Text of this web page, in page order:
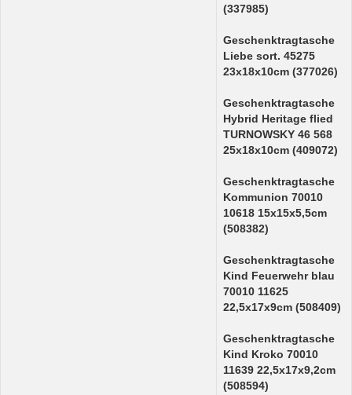
(337985)
Geschenktragtasche
Liebe sort. 45275
23x18x10cm (377026)
Geschenktragtasche
Hybrid Heritage flied
TURNOWSKY 46 568
25x18x10cm (409072)
Geschenktragtasche
Kommunion 70010
10618 15x15x5,5cm
(508382)
Geschenktragtasche
Kind Feuerwehr blau
70010 11625
22,5x17x9cm (508409)
Geschenktragtasche
Kind Kroko 70010
11639 22,5x17x9,2cm
(508594)